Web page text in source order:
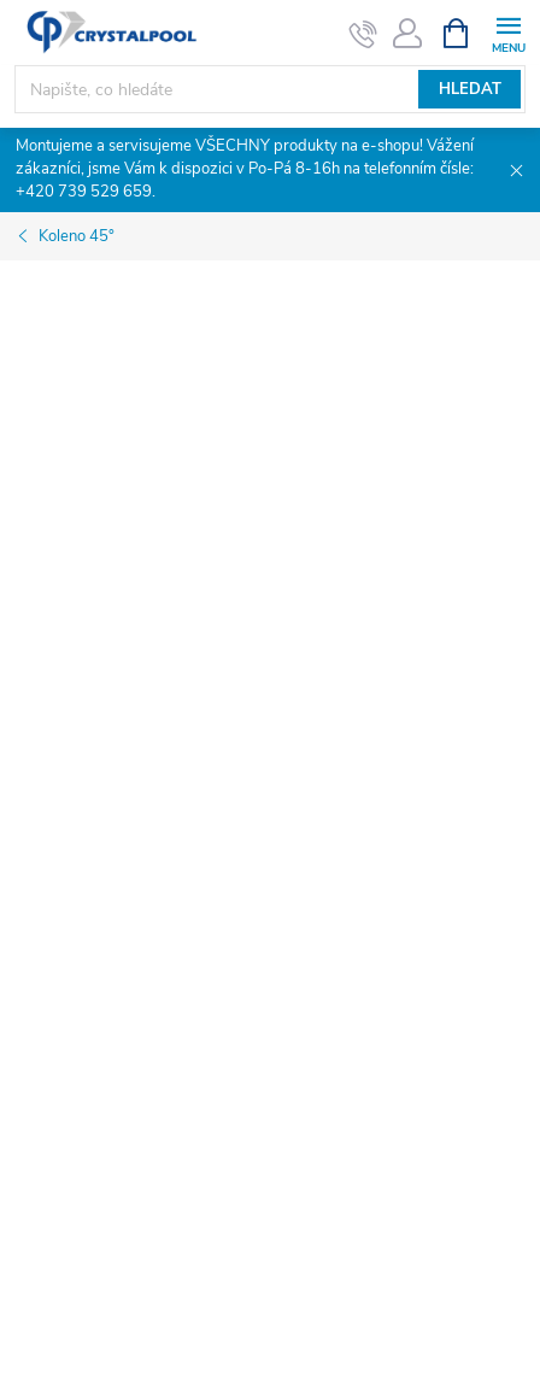
Přejít
obsah
HLEDAT
NÁKUPNÍ
KOŠÍK
Montujeme a servisujeme VŠECHNY produkty na e-shopu! Vážení
zákazníci, jsme Vám k dispozici v Po-Pá 8-16h na telefonním čísle:
+420 739 529 659.
Koleno 45°